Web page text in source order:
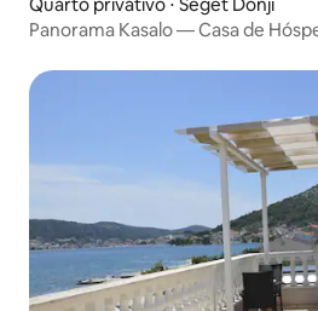
Panorama Kasalo — Casa de